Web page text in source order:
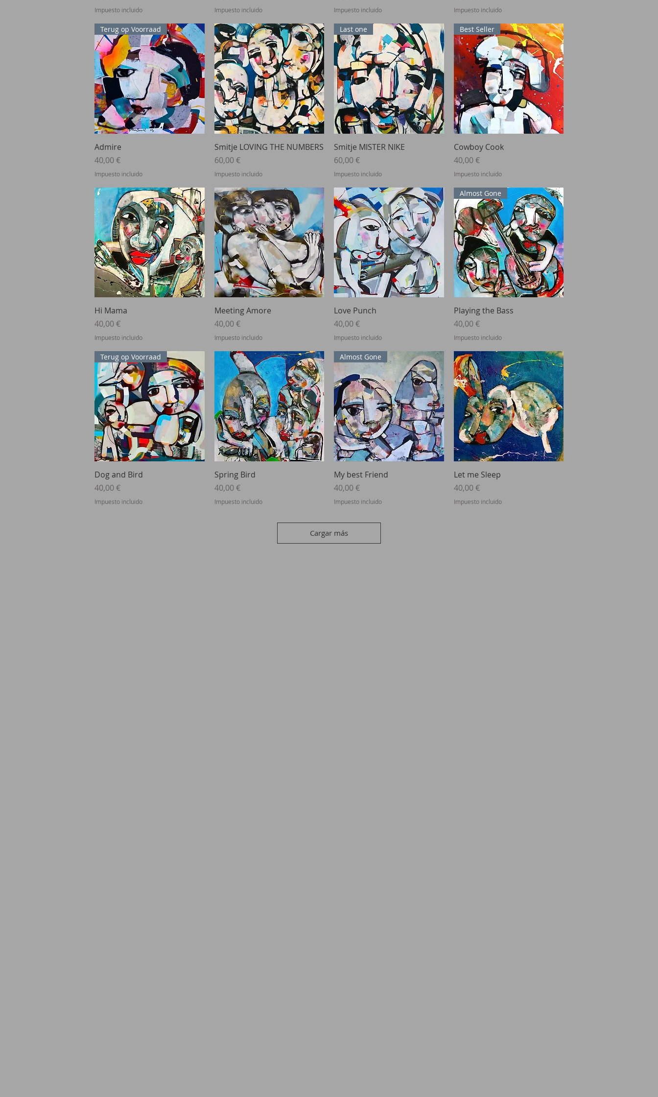
Impuesto incluido Impuesto incluido Impuesto incluido Impuesto incluido
Terug op Voorraad
Admire
Precio
40,00 €
Impuesto incluido
Vista rápida
Smitje LOVING THE NUMBERS
Precio
60,00 €
Impuesto incluido
Vista rápida
Last one
Smitje MISTER NIKE
Precio
60,00 €
Impuesto incluido
Vista rápida
Best Seller
Cowboy Cook
Precio
40,00 €
Impuesto incluido
Hi Mama
Precio
40,00 €
Impuesto incluido
Vista rápida
Meeting Amore
Precio
40,00 €
Impuesto incluido
Vista rápida
Love Punch
Precio
40,00 €
Impuesto incluido
Vista rápida
Almost Gone
Playing the Bass
Precio
40,00 €
Impuesto incluido
Vista rápida
Terug op Voorraad
Dog and Bird
Precio
40,00 €
Impuesto incluido
Vista rápida
Spring Bird
Precio
40,00 €
Impuesto incluido
Vista rápida
Almost Gone
My best Friend
Precio
40,00 €
Impuesto incluido
Vista rápida
Let me Sleep
Precio
40,00 €
Impuesto incluido
Cargar más